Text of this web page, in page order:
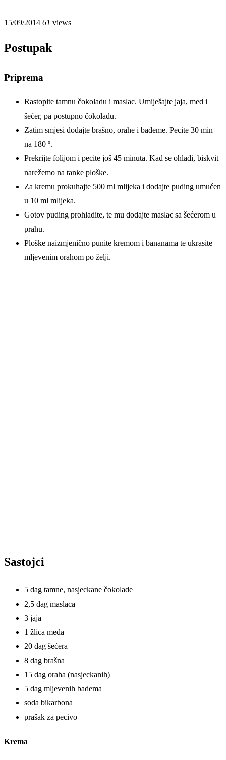
15/09/2014 61 views
Postupak
Priprema
Rastopite tamnu čokoladu i maslac. Umiješajte jaja, med i
šećer, pa postupno čokoladu.
Zatim smjesi dodajte brašno, orahe i bademe. Pecite 30 min
na 180 º.
Prekrijte folijom i pecite još 45 minuta. Kad se ohladi, biskvit
narežemo na tanke ploške.
Za kremu prokuhajte 500 ml mlijeka i dodajte puding umućen
u 10 ml mlijeka.
Gotov puding prohladite, te mu dodajte maslac sa šećerom u
prahu.
Ploške naizmjenično punite kremom i bananama te ukrasite
mljevenim orahom po želji.
Sastojci
5 dag tamne, nasjeckane čokolade
2,5 dag maslaca
3 jaja
1 žlica meda
20 dag šećera
8 dag brašna
15 dag oraha (nasjeckanih)
5 dag mljevenih badema
soda bikarbona
prašak za pecivo
Krema